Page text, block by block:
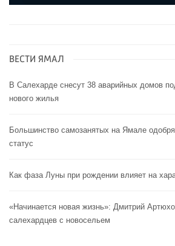
ВЕСТИ ЯМАЛ
В Салехарде снесут 38 аварийных домов
нового жилья
Большинство самозанятых на Ямале
статус
Как фаза Луны при рождении влияет на
«Начинается новая жизнь»: Дмитрий
салехардцев с новосельем